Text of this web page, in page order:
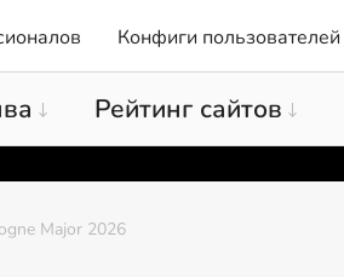
Конфиги пользователей
Рейтинг сайтов
Major 2026